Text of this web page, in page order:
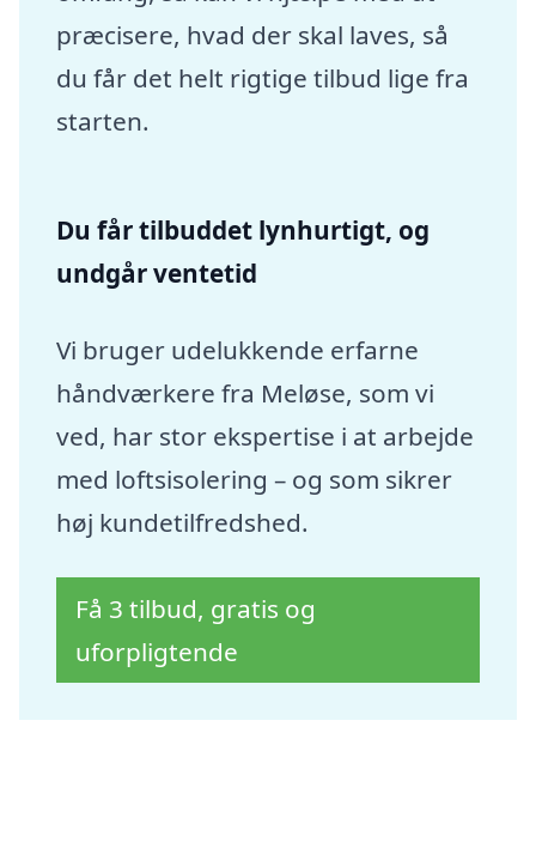
præcisere, hvad der skal laves, så
du får det helt rigtige tilbud lige fra
starten.
Du får tilbuddet lynhurtigt, og
undgår ventetid
Vi bruger udelukkende erfarne
håndværkere fra Meløse, som vi
ved, har stor ekspertise i at arbejde
med loftsisolering – og som sikrer
høj kundetilfredshed.
Få 3 tilbud, gratis og
uforpligtende